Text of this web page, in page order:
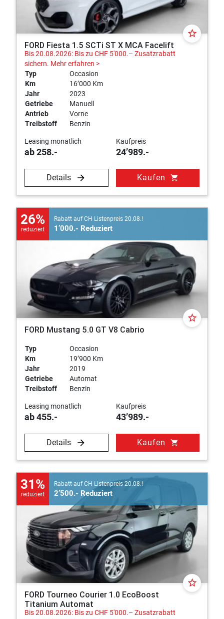
star_border
FORD Fiesta 1.5 SCTi ST X MCA Facelift
Bis 20.08.2026: Bis zu CHF 5'000.– Zusatzrabatt
sichern. Mehr erfahren >
Typ
Occasion
Km
16’000 Km
Jahr
2023
Getriebe
Manuell
Antrieb
Vorne
Treibstoff
Benzin
Leasing monatlich
ab 258.-
Kaufpreis
24’989.-
Details Kaufen shopping_cart
26%
reduziert
Rabatt auf CH Listenpreis 20.08.!
1’000.- Reduziert
star_border
FORD Mustang 5.0 GT V8 Cabrio
Typ
Occasion
Km
19’900 Km
Jahr
2019
Getriebe
Automat
Treibstoff
Benzin
Leasing monatlich
ab 455.-
Kaufpreis
43’989.-
Details Kaufen shopping_cart
31%
reduziert
Rabatt auf CH Listenpreis 20.08.!
2’500.- Reduziert
star_border
FORD Tourneo Courier 1.0 EcoBoost
Titanium Automat
Bis 20.08.2026: Bis zu CHF 5'000.– Zusatzrabatt